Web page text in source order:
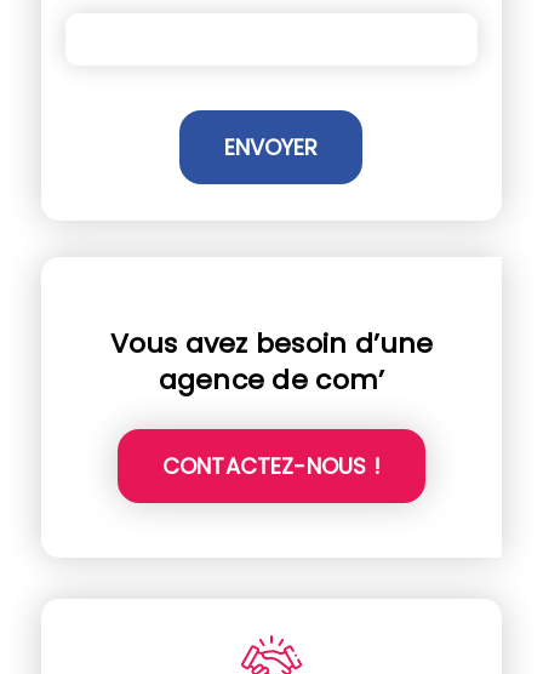
Vous avez besoin d’une
agence de com’
CONTACTEZ-NOUS !